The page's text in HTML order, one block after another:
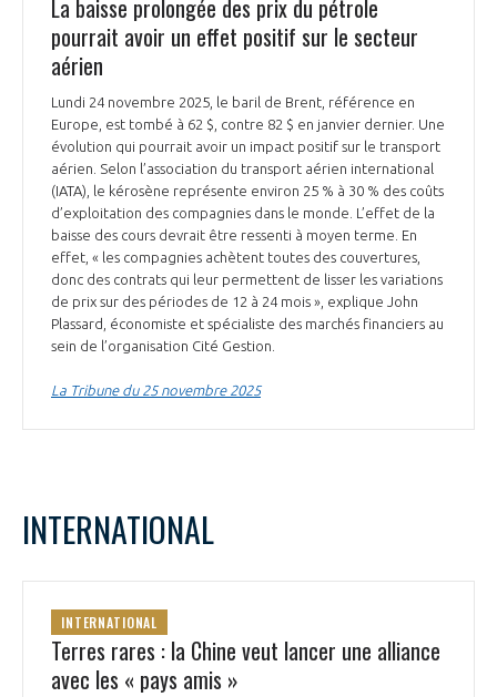
La baisse prolongée des prix du pétrole
pourrait avoir un effet positif sur le secteur
aérien
Lundi 24 novembre 2025, le baril de Brent, référence en
Europe, est tombé à 62 $, contre 82 $ en janvier dernier. Une
évolution qui pourrait avoir un impact positif sur le transport
aérien. Selon l’association du transport aérien international
(IATA), le kérosène représente environ 25 % à 30 % des coûts
d’exploitation des compagnies dans le monde. L’effet de la
baisse des cours devrait être ressenti à moyen terme. En
effet, « les compagnies achètent toutes des couvertures,
donc des contrats qui leur permettent de lisser les variations
de prix sur des périodes de 12 à 24 mois », explique John
Plassard, économiste et spécialiste des marchés financiers au
sein de l’organisation Cité Gestion.
La Tribune du 25 novembre 2025
INTERNATIONAL
INTERNATIONAL
Terres rares : la Chine veut lancer une alliance
avec les « pays amis »